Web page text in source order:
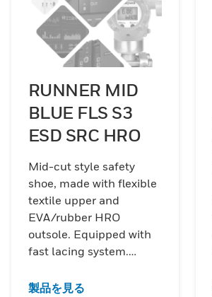
RUNNER MID
BLUE FLS S3
ESD SRC HRO
Mid-cut style safety
shoe, made with flexible
textile upper and
EVA/rubber HRO
outsole. Equipped with
fast lacing system.
resistant toecap and
製品を見る